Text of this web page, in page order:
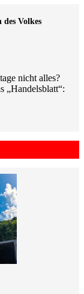
Volkes
nicht alles?
„Handelsblatt“: